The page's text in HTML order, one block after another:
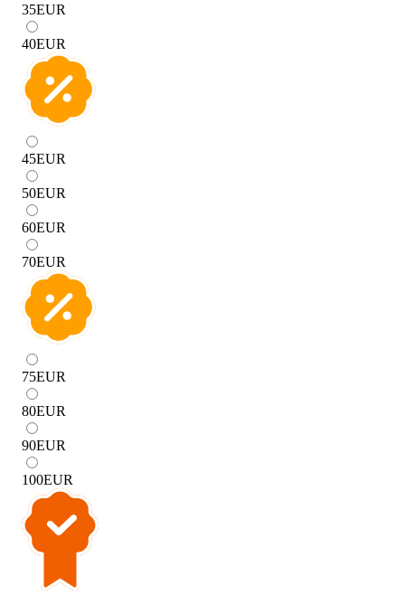
35EUR
40EUR
45EUR
50EUR
60EUR
70EUR
75EUR
80EUR
90EUR
100EUR